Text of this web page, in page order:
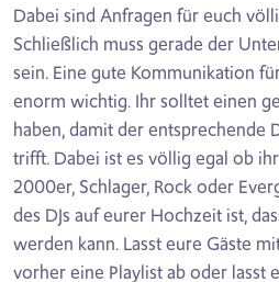
Dabei sind Anfragen für euch
Schließlich muss gerade der
sein. Eine gute Kommunikation
enorm wichtig. Ihr solltet einen
haben, damit der entsprechende
trifft. Dabei ist es völlig egal ob
2000er, Schlager, Rock oder
des DJs auf eurer Hochzeit ist,
werden kann. Lasst eure Gäste
vorher eine Playlist ab oder lasst